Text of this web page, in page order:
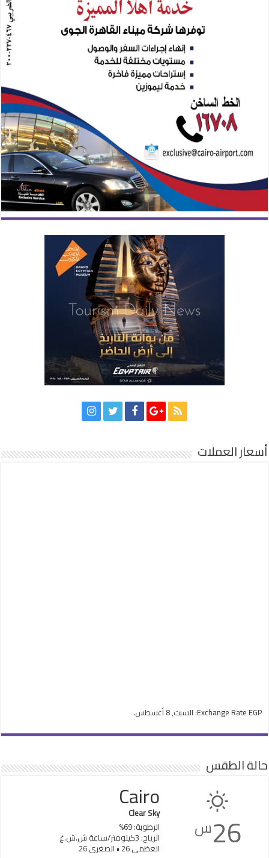
أسعار العملات
Exchange Rate EGP : السبت, 8 أغسطس.
حالة الطقس
26س
Cairo
Clear Sky
الرطوبة: 69%
الرياح: 3كيلومتر/ساعة ش.ش.غ
العظمى 26 • الصغرى 26